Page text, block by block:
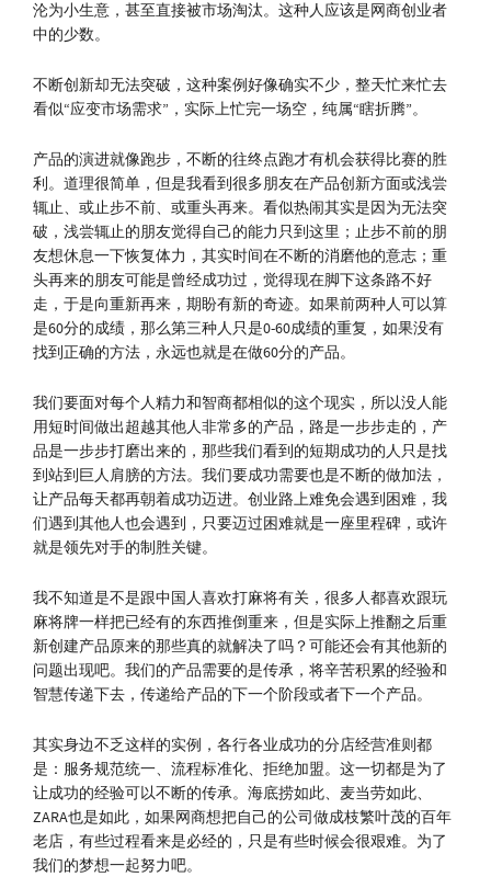
沦为小生意，甚至直接被市场淘汰。这种人应该是网商创业者
中的少数。
不断创新却无法突破，这种案例好像确实不少，整天忙来忙去
看似“应变市场需求”，实际上忙完一场空，纯属“瞎折腾”。
产品的演进就像跑步，不断的往终点跑才有机会获得比赛的胜
利。道理很简单，但是我看到很多朋友在产品创新方面或浅尝
辄止、或止步不前、或重头再来。看似热闹其实是因为无法突
破，浅尝辄止的朋友觉得自己的能力只到这里；止步不前的朋
友想休息一下恢复体力，其实时间在不断的消磨他的意志；重
头再来的朋友可能是曾经成功过，觉得现在脚下这条路不好
走，于是向重新再来，期盼有新的奇迹。如果前两种人可以算
是60分的成绩，那么第三种人只是0-60成绩的重复，如果没有
找到正确的方法，永远也就是在做60分的产品。
我们要面对每个人精力和智商都相似的这个现实，所以没人能
用短时间做出超越其他人非常多的产品，路是一步步走的，产
品是一步步打磨出来的，那些我们看到的短期成功的人只是找
到站到巨人肩膀的方法。我们要成功需要也是不断的做加法，
让产品每天都再朝着成功迈进。创业路上难免会遇到困难，我
们遇到其他人也会遇到，只要迈过困难就是一座里程碑，或许
就是领先对手的制胜关键。
我不知道是不是跟中国人喜欢打麻将有关，很多人都喜欢跟玩
麻将牌一样把已经有的东西推倒重来，但是实际上推翻之后重
新创建产品原来的那些真的就解决了吗？可能还会有其他新的
问题出现吧。我们的产品需要的是传承，将辛苦积累的经验和
智慧传递下去，传递给产品的下一个阶段或者下一个产品。
其实身边不乏这样的实例，各行各业成功的分店经营准则都
是：服务规范统一、流程标准化、拒绝加盟。这一切都是为了
让成功的经验可以不断的传承。海底捞如此、麦当劳如此、
ZARA也是如此，如果网商想把自己的公司做成枝繁叶茂的百年
老店，有些过程看来是必经的，只是有些时候会很艰难。为了
我们的梦想一起努力吧。